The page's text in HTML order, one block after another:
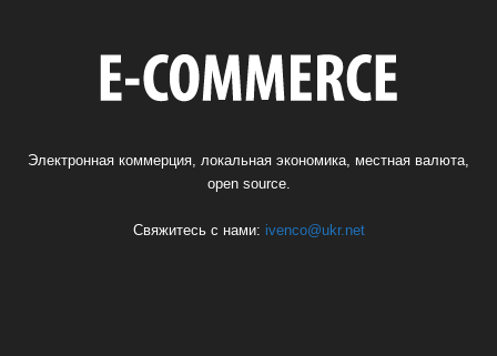
Электронная коммерция, локальная экономика, местная валюта,
open source.
Свяжитесь с нами: ivenco@ukr.net